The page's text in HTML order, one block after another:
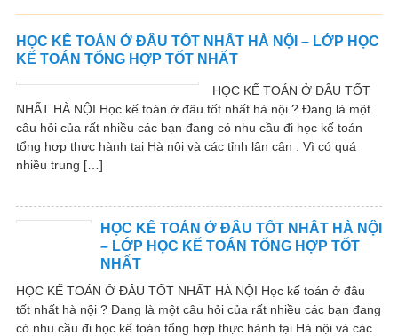
HỌC KẾ TOÁN Ở ĐÂU TỐT NHẤT HÀ NỘI – LỚP HỌC
KẾ TOÁN TỔNG HỢP TỐT NHẤT
HỌC KẾ TOÁN Ở ĐÂU TỐT
NHẤT HÀ NỘI Học kế toán ở đâu tốt nhất hà nội ? Đang là một
câu hỏi của rất nhiều các bạn đang có nhu cầu đi học kế toán
tổng hợp thực hành tại Hà nội và các tỉnh lân cận . Vì có quá
nhiều trung […]
HỌC KẾ TOÁN Ở ĐÂU TỐT NHẤT HÀ NỘI
– LỚP HỌC KẾ TOÁN TỔNG HỢP TỐT
NHẤT
HỌC KẾ TOÁN Ở ĐÂU TỐT NHẤT HÀ NỘI Học kế toán ở đâu
tốt nhất hà nội ? Đang là một câu hỏi của rất nhiều các bạn đang
có nhu cầu đi học kế toán tổng hợp thực hành tại Hà nội và các